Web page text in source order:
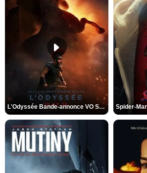
L'Odyssée Bande-annonce VO STFR